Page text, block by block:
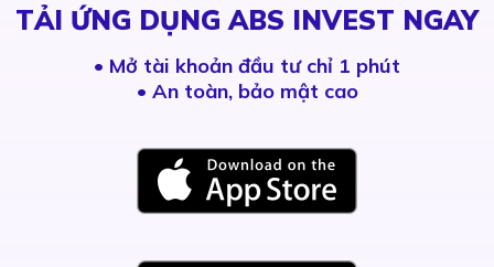
TẢI ỨNG DỤNG ABS INVEST NGAY
• Mở tài khoản đầu tư chỉ 1 phút
• An toàn, bảo mật cao